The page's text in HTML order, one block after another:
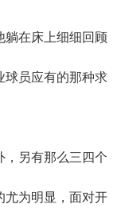
在床上细细回顾
球员应有的那种求
另有那么三四个
尤为明显，面对开